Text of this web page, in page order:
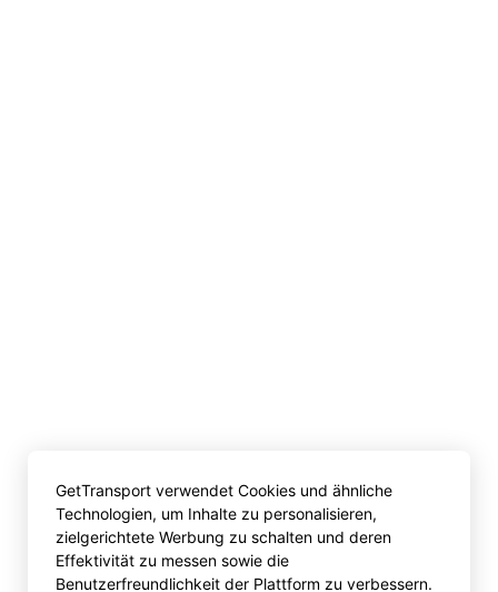
GetTransport verwendet Cookies und ähnliche
Technologien, um Inhalte zu personalisieren,
zielgerichtete Werbung zu schalten und deren
Effektivität zu messen sowie die
Benutzerfreundlichkeit der Plattform zu verbessern.